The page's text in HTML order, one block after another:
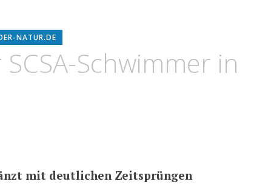
NATUR.DE
Schwimmer in
mit deutlichen Zeitsprüngen